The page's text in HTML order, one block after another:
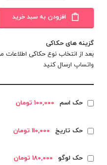
افزودن به سبد خرید
گزینه های حکاکی
بعد از انتخاب نوع حکاکی اطلاعات
واتساپ ارسال کنید
حک اسم 100,000 تومان
حک تاریخ 110,000 تومان
حک لوگو 180,000 تومان